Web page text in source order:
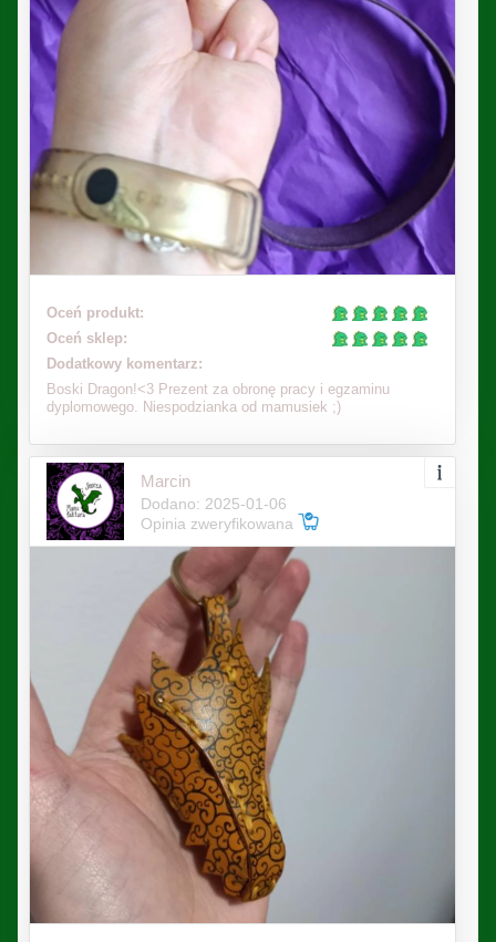
Oceń produkt:
Oceń sklep:
Dodatkowy komentarz:
Boski Dragon!<3 Prezent za obronę pracy i egzaminu
dyplomowego. Niespodzianka od mamusiek ;)
Marcin
Dodano: 2025-01-06
Opinia zweryfikowana